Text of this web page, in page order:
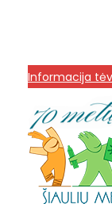
Informacija